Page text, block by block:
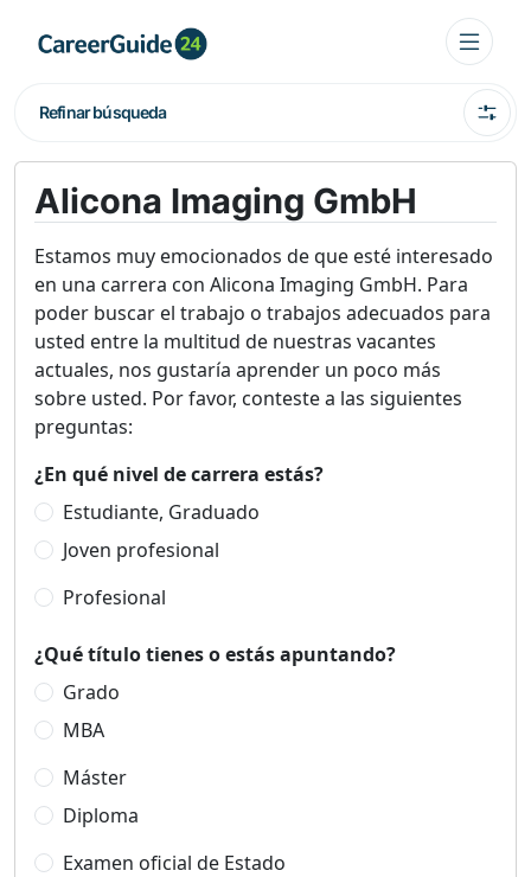
Refinar búsqueda
Alicona Imaging GmbH
Estamos muy emocionados de que esté interesado
en una carrera con Alicona Imaging GmbH. Para
poder buscar el trabajo o trabajos adecuados para
usted entre la multitud de nuestras vacantes
actuales, nos gustaría aprender un poco más
sobre usted. Por favor, conteste a las siguientes
preguntas:
¿En qué nivel de carrera estás?
Estudiante, Graduado
Joven profesional
Profesional
¿Qué título tienes o estás apuntando?
Grado
MBA
Máster
Diploma
Examen oficial de Estado